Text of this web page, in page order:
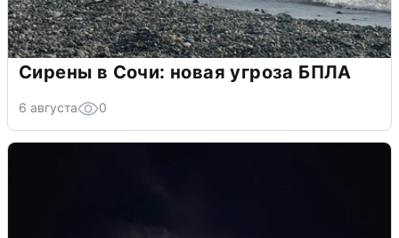
Сирены в Сочи: новая угроза БПЛА
6 августа 0